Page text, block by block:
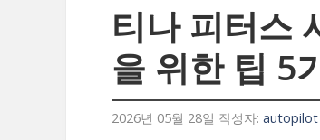
티나 피터스
을 위한 팁 5
2026년 05월 28일 작성자: autopilot